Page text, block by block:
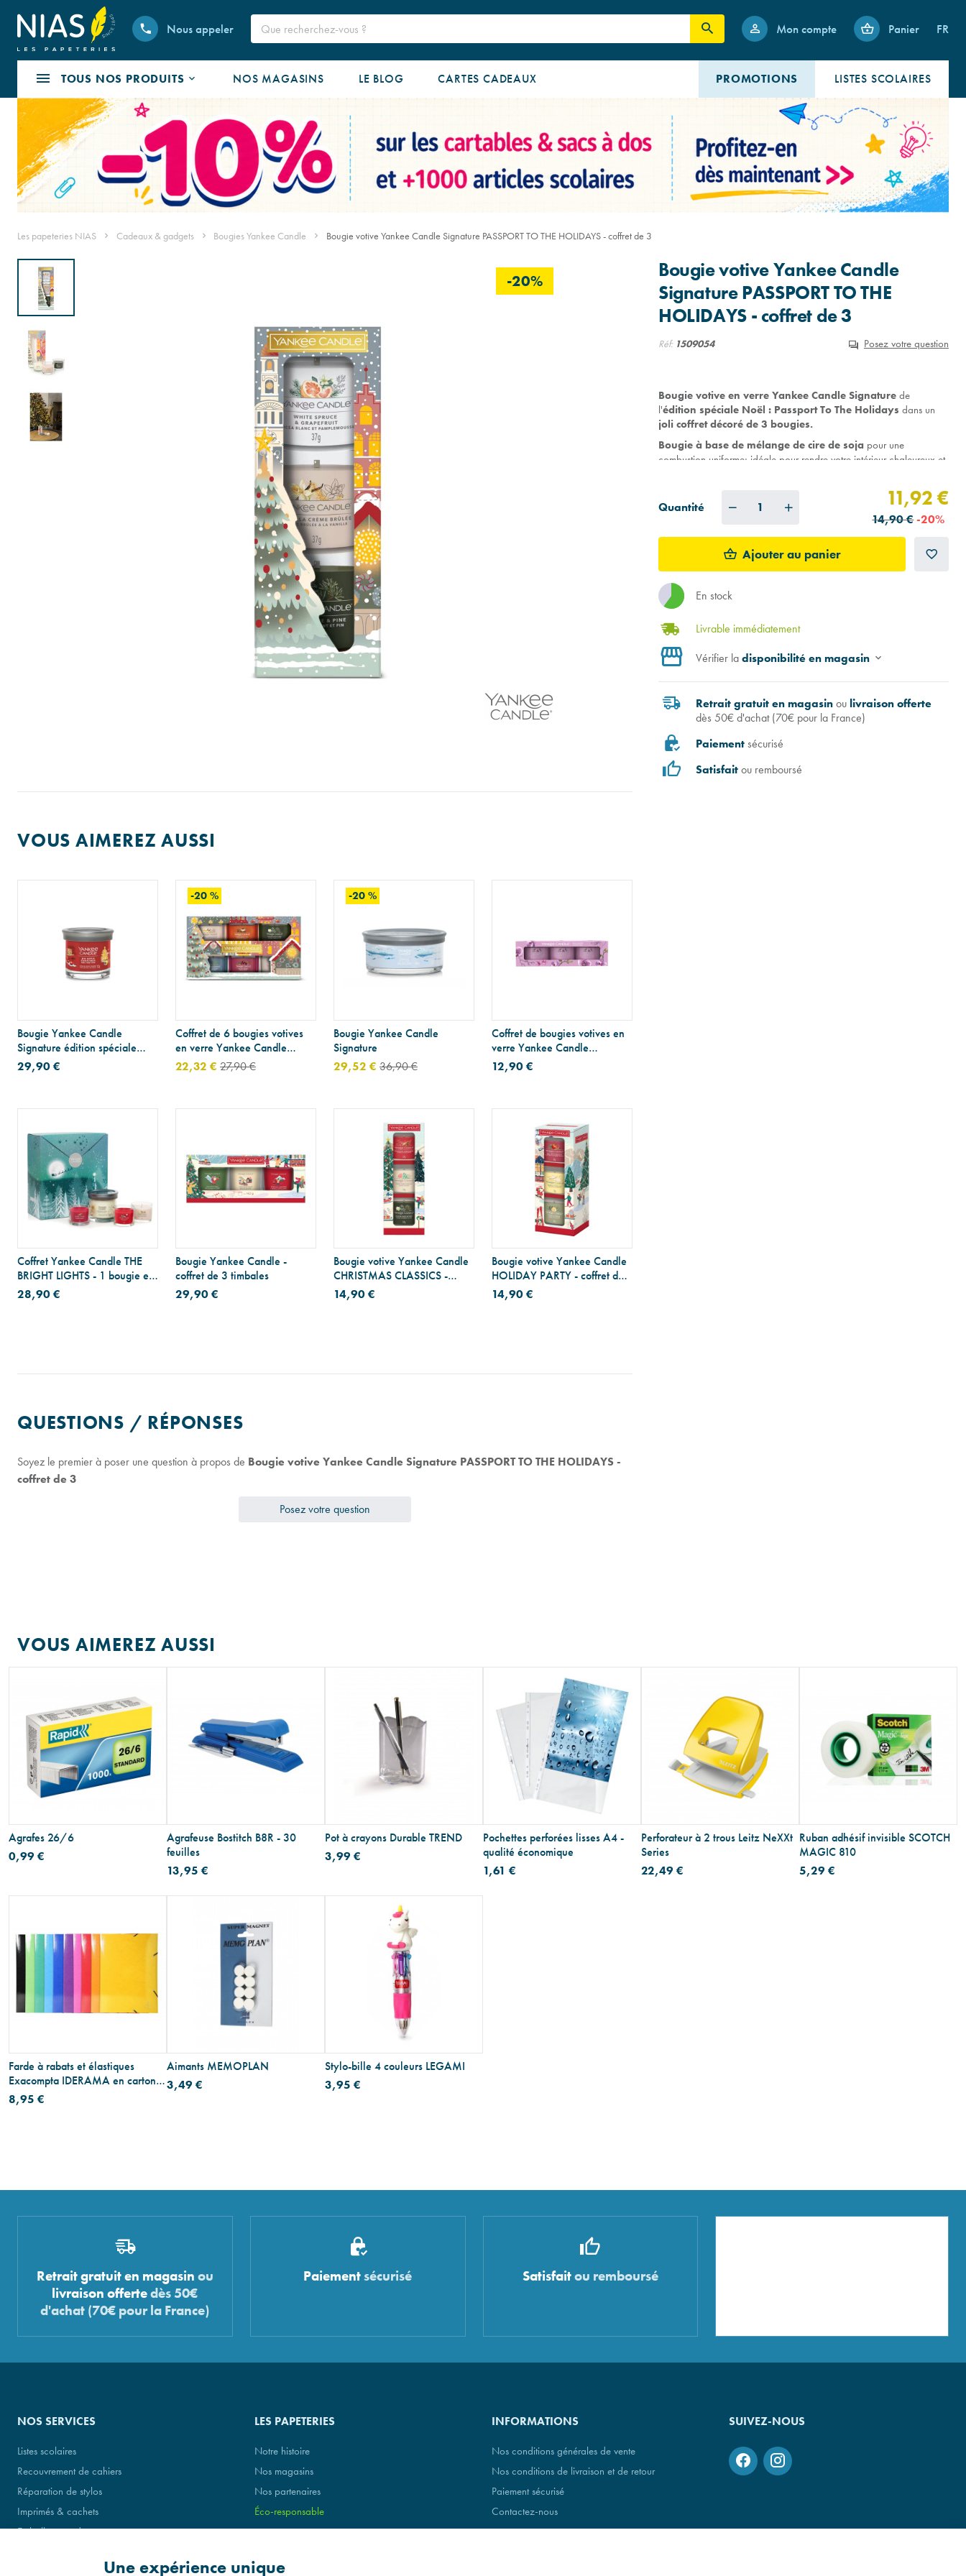
Nous appeler Mon compte Panier FR
TOUS NOS PRODUITS NOS MAGASINS LISTES SCOLAIRES
LE BLOG CARTES CADEAUX PROMOTIONS
Les papeteries NIAS Cadeaux & gadgets Bougies Yankee Candle Bougie votive Yankee Candle Signature PASSPORT TO THE HOLIDAYS - coffret de 3
Bougie votive Yankee Candle
Signature PASSPORT TO THE
HOLIDAYS - coffret de 3
-20%
Réf: 1509054 Posez votre question
Bougie votive en verre Yankee Candle Signature de
l'édition spéciale Noël : Passport To The Holidays dans un
joli coffretdécoré de 3 bougies.
Bougie à base de mélange de cire de soja pour une
combustion uniforme; idéale pour rendre votre intérieur chaleureux et
Coffret contenant les parfums :
picéa blanc et pamplemousse,
Quantité 11,92 €
14,90 €-20%
Ajouter au panier
En stock
Livrable immédiatement
Vérifier ladisponibilité en magasin
Retrait gratuit en magasinou livraison offerte
dès 50€ d'achat (70€ pour la France)
Paiementsécurisé
Satisfaitou remboursé
VOUS AIMEREZ AUSSI
Bougie Yankee Candle
Signature édition spéciale
Noël
29,90 €
-20 %
Coffret de 6 bougies votives
en verre Yankee Candle
PASSPORT TO THE
HOLIDAYS
22,32 € 27,90 €
-20 %
Bougie Yankee Candle
Signature
29,52 € 36,90 €
Coffret de bougies votives en
verre Yankee Candle
Signature
12,90 €
Coffret Yankee Candle THE
BRIGHT LIGHTS - 1 bougie en
pot et 3 bougies votives en
verre
28,90 €
Bougie Yankee Candle -
coffret de 3 timbales
29,90 €
Bougie votive Yankee Candle
CHRISTMAS CLASSICS -
coffret de 3
14,90 €
Bougie votive Yankee Candle
HOLIDAY PARTY - coffret de
3
14,90 €
QUESTIONS / RÉPONSES
Soyez le premier à poser une question à propos de Bougie votive Yankee Candle Signature PASSPORT TO THE HOLIDAYS -
coffret de 3
Posez votre question
VOUS AIMEREZ AUSSI
Agrafes 26/6
0,99 €
Agrafeuse Bostitch B8R - 30
feuilles
13,95 €
Pot à crayons Durable TREND
3,99 €
Pochettes perforées lisses A4 -
qualité économique
1,61 €
Perforateur à 2 trous Leitz NeXXt
Series
22,49 €
Ruban adhésif invisible SCOTCH
MAGIC 810
5,29 €
Farde à rabats et élastiques
Exacompta IDERAMA en carton -
A3
8,95 €
Aimants MEMOPLAN
3,49 €
Stylo-bille 4 couleurs LEGAMI
3,95 €
Retrait gratuit en magasin ou
livraison offertedès 50€
d'achat (70€ pour la France)
Paiementsécurisé Satisfaitou remboursé
NOS SERVICES
Listes scolaires
Recouvrement de cahiers
Réparation de stylos
Imprimés & cachets
Emballage cadeau
LES PAPETERIES
Notre histoire
Nos magasins
Nos partenaires
Éco-responsable
INFORMATIONS
Nos conditions générales de vente
Nos conditions de livraison et de retour
Paiement sécurisé
Contactez-nous
SUIVEZ-NOUS
Une expérience unique